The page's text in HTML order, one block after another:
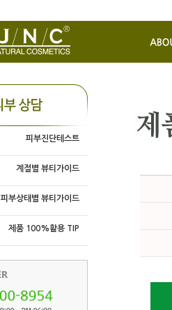
피부진단테스트
계절별 뷰티가이드
피부상태별 뷰티가이드
제품 100%활용 TIP